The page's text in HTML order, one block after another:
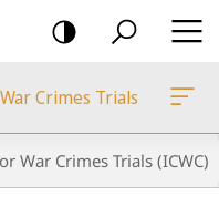
Crimes Trials
War Crimes Trials (ICWC)